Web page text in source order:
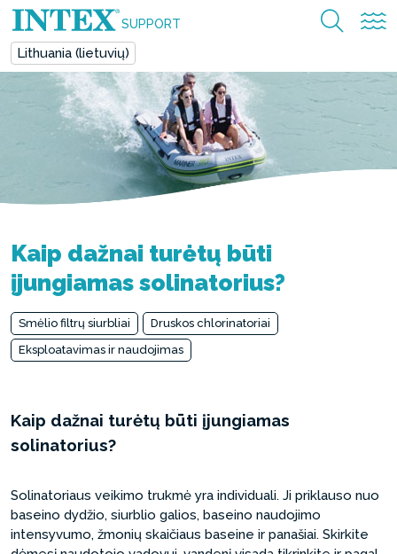
SUPPORT
Lithuania (lietuvių)
Kaip dažnai turėtų būti
įjungiamas solinatorius?
Smėlio filtrų siurbliai
Druskos chlorinatoriai
Eksploatavimas ir naudojimas
Kaip dažnai turėtų būti įjungiamas
solinatorius?
Solinatoriaus veikimo trukmė yra individuali. Ji priklauso nuo
baseino dydžio, siurblio galios, baseino naudojimo
intensyvumo, žmonių skaičiaus baseine ir panašiai. Skirkite